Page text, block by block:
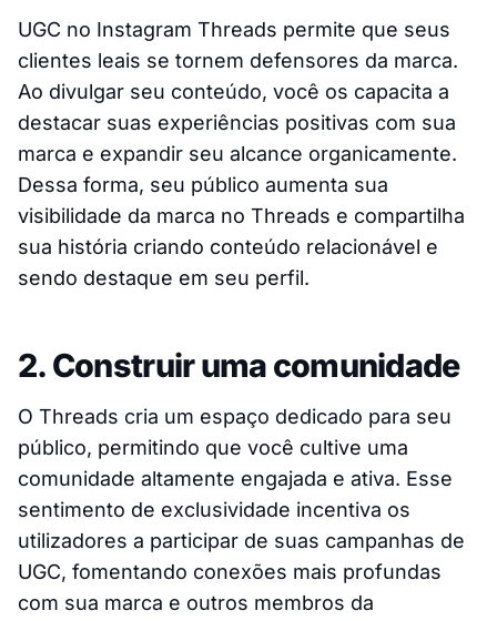
UGC no Instagram Threads permite que seus
clientes leais se tornem defensores da marca.
Ao divulgar seu conteúdo, você os capacita a
destacar suas experiências positivas com sua
marca e expandir seu alcance organicamente.
Dessa forma, seu público aumenta sua
visibilidade da marca no Threads e compartilha
sua história criando conteúdo relacionável e
sendo destaque em seu perfil.
2. Construir uma comunidade
O Threads cria um espaço dedicado para seu
público, permitindo que você cultive uma
comunidade altamente engajada e ativa. Esse
sentimento de exclusividade incentiva os
utilizadores a participar de suas campanhas de
UGC, fomentando conexões mais profundas
com sua marca e outros membros da